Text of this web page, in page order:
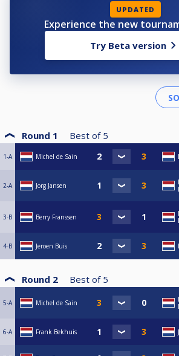
2- de tegenstander de beurt terug te geven op de
3- ball in hand vanuit de "D" nemen. Indien de bal
Wij verwachten dat iedereen zich aan tafel
UPDATED
Experience the new
Try Beta version
Round 1 Best of 5
1-A Michel de Sain
2-A Jorg Jansen
3-B Berry Franssen
4-B Jeroen Buis
Round 2 Best of 5
5-A Michel de Sain
6-A Frank Bekhuis